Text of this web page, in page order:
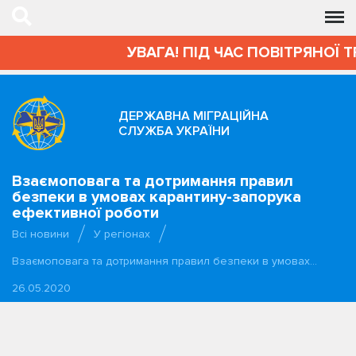
УВАГА! ПІД ЧАС ПОВІТРЯНОЇ
ДЕРЖАВНА МІГРАЦІЙНА
СЛУЖБА УКРАЇНИ
Взаємоповага та дотримання правил
безпеки в умовах карантину-запорука
ефективної роботи
Всі новини
У регіонах
Взаємоповага та дотримання правил безпеки в умовах…
26.05.2020